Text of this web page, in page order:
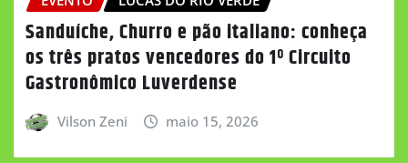
Sanduíche, Churro e pão italiano: conheça
os três pratos vencedores do 1º Circuito
Gastronômico Luverdense
Vilson Zeni maio 15, 2026